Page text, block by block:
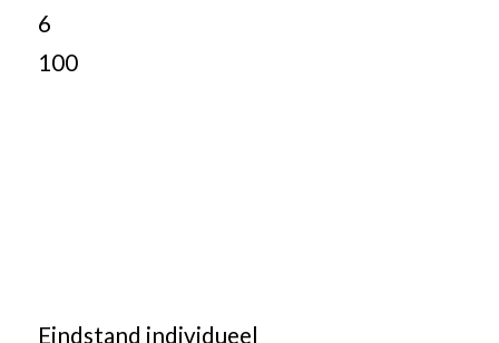
6
100
Eindstand individueel